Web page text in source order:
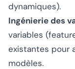
dynamiques).
Ingénierie des
variables
existantes pour
modèles.